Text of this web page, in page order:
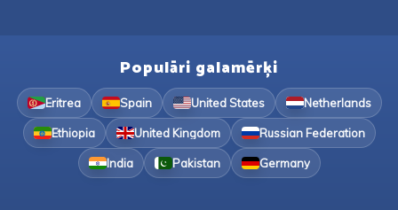
Populāri galamērķi
Eritrea Spain United States Netherlands
Ethiopia United Kingdom Russian Federation
India Pakistan Germany